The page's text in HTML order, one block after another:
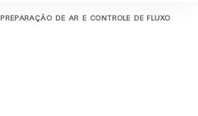
PREPARAÇÃO DE AR E CONTROLE DE FLUXO